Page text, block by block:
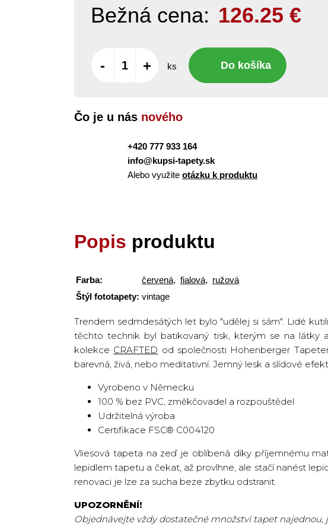
Bežná cena: 126.25 €
- + ks Do košíka
Čo je u nás nového
+420 777 933 164
info@kupsi-tapety.sk
Alebo využite otázku k produktu
Popis produktu
Farba: červená, fialová, ružová
Štýl fototapety: vintage
Trendem sedmdesátých let bylo "udělej si sám". Lidé
těchto technik byl batikovaný tisk, kterým se na látky
kolekce CRAFTED od společnosti Hohenberger
barevná, živá, nebo meditativní. Jemný lesk a slídové
Vyrobeno v Německu
100 % bez PVC, změkčovadel a rozpouštědel
Udržitelná výroba
Certifikace FSC® C004120
Vliesová tapeta na zeď je oblíbená díky příjemnému
lepidlem tapetu a čekat, až provlhne, ale stačí nanést
renovaci je lze za sucha beze zbytku odstranit.
UPOZORNĚNÍ!
Objednávejte vždy dostatečné množství tapet